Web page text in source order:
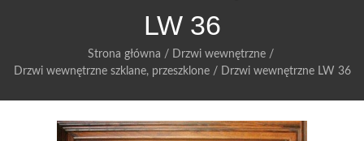
LW 36
Strona główna / Drzwi wewnętrzne/
Drzwi wewnętrzne szklane, przeszklone/ Drzwi wewnętrzne LW 36